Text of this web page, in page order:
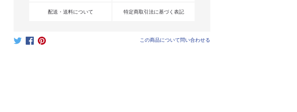
配送・送料について 特定商取引法に基づく表記
この商品について問い合わせる